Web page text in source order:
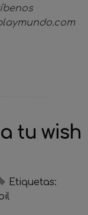
tu wish
Etiquetas: